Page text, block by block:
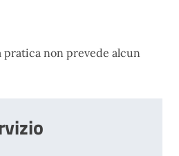
pratica non prevede alcun